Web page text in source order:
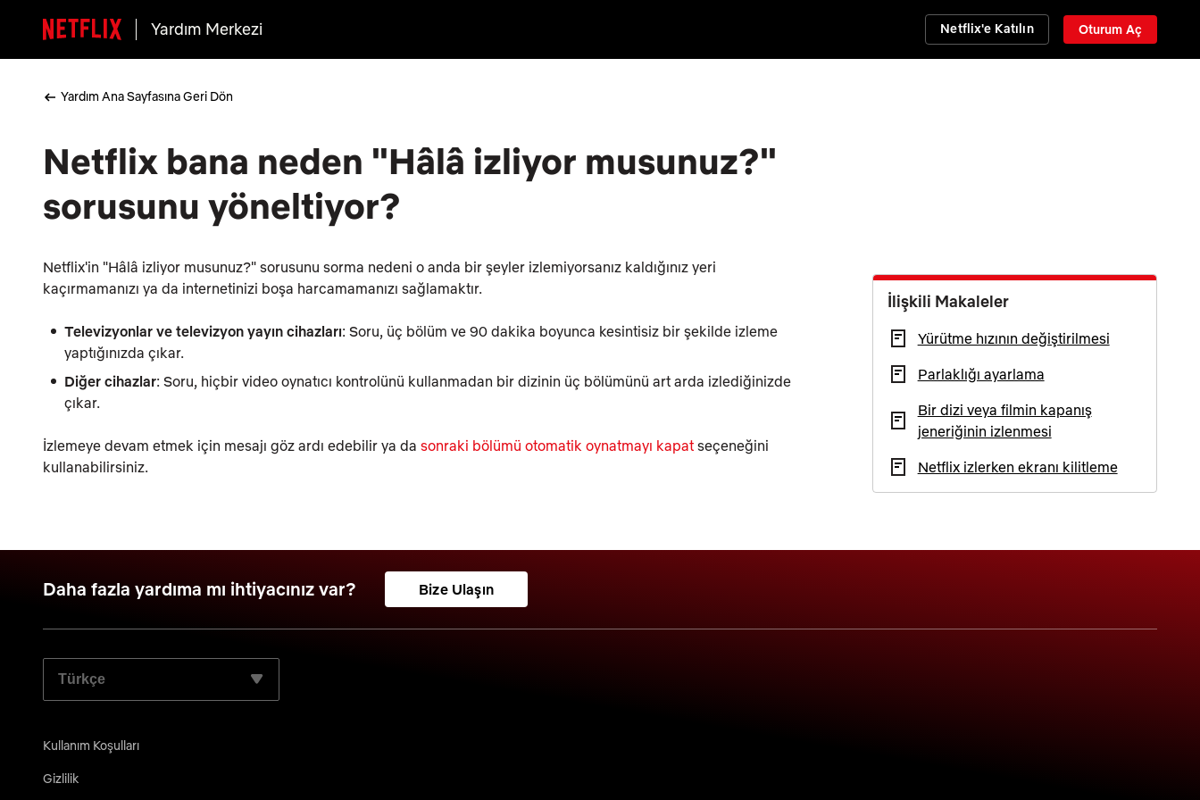
Yardım Merkezi Netflix'e Katılın Oturum Aç
Yardım Ana Sayfasına Geri Dön
Netflix bana neden "Hâlâ izliyor musunuz?"
sorusunu yöneltiyor?
Netflix'in "Hâlâ izliyor musunuz?" sorusunu sorma nedeni o anda bir şeyler izlemiyorsanız kaldığınız yeri
kaçırmamanızı ya da internetinizi boşa harcamamanızı sağlamaktır.
Televizyonlar ve televizyon yayın cihazları: Soru, üç bölüm ve 90 dakika boyunca kesintisiz bir şekilde izleme
yaptığınızda çıkar.
Diğer cihazlar: Soru, hiçbir video oynatıcı kontrolünü kullanmadan bir dizinin üç bölümünü art arda izlediğinizde
çıkar.
İzlemeye devam etmek için mesajı göz ardı edebilir ya da sonraki bölümü otomatik oynatmayı kapat seçeneğini
kullanabilirsiniz.
İlişkili Makaleler
Yürütme hızının değiştirilmesi
Parlaklığı ayarlama
Bir dizi veya filmin kapanış
jeneriğinin izlenmesi
Netflix izlerken ekranı kilitleme
Daha fazla yardıma mı ihtiyacınız var? Bize Ulaşın
TERCIH ETTIĞINIZ DILI SEÇIN:
Kullanım Koşulları
Gizlilik